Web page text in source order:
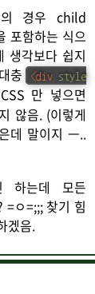
경우 child
포함하는 식으
각보다 쉽지
충 <div style
만 넣으면
않음. (이렇게
데 말이지 ㅡ..
하는데 모든
ㅇ=;;; 찾기 힘
겠음.